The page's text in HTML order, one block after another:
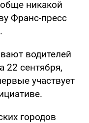
никакой
Франс-пресс
водителей
22 сентября,
участвует
городов